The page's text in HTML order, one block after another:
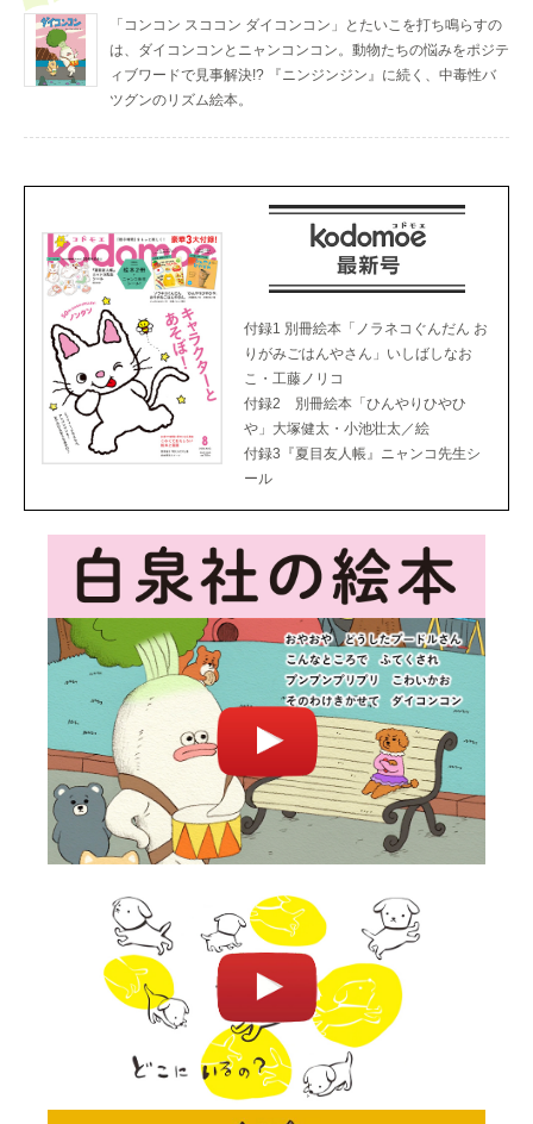
「コンコン スココン ダイコンコン」とたいこを打ち鳴らすの
は、ダイコンコンとニャンコンコン。動物たちの悩みをポジテ
ィブワードで見事解決!? 『ニンジンジン』に続く、中毒性バ
ツグンのリズム絵本。
付録1 別冊絵本「ノラネコぐんだん お
りがみごはんやさん」いしばしなお
こ・工藤ノリコ
付録2 別冊絵本「ひんやりひやひ
や」大塚健太・小池壮太／絵
付録3『夏目友人帳』ニャンコ先生シ
ール